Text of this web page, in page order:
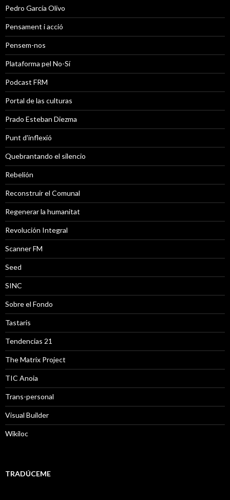
Pedro García Olivo
Pensament i acció
Pensem-nos
Plataforma pel No-Sí
Podcast FRM
Portal de las culturas
Prado Esteban Diezma
Punt d'inflexió
Quebrantando el silencio
Rebelión
Reconstruir el Comunal
Regenerar la humanitat
Revolución Integral
Scanner FM
Seed
SINC
Sobre el Fondo
Tastaris
Tendencias 21
The Matrix Project
TIC Anoia
Trans-personal
Visual Builder
Wikiloc
TRADÚCEME